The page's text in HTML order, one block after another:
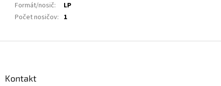
Formát/nosič:
LP
Počet nosičov: 1
Kontakt